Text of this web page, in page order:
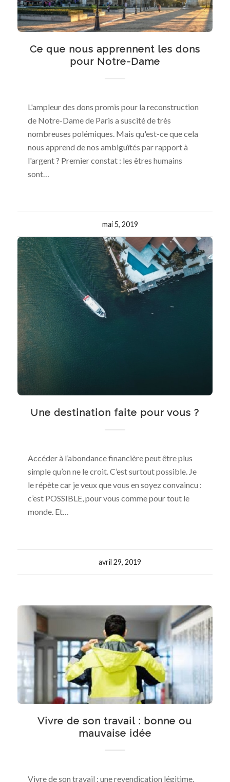
Ce que nous apprennent les dons
pour Notre-Dame
L'ampleur des dons promis pour la reconstruction
de Notre-Dame de Paris a suscité de très
nombreuses polémiques. Mais qu'est-ce que cela
nous apprend de nos ambiguïtés par rapport à
l'argent ? Premier constat : les êtres humains
sont…
mai 5, 2019
Une destination faite pour vous ?
Accéder à l’abondance financière peut être plus
simple qu’on ne le croit. C’est surtout possible. Je
le répète car je veux que vous en soyez convaincu :
c’est POSSIBLE, pour vous comme pour tout le
monde. Et…
avril 29, 2019
Vivre de son travail : bonne ou
mauvaise idée
Vivre de son travail : une revendication légitime.